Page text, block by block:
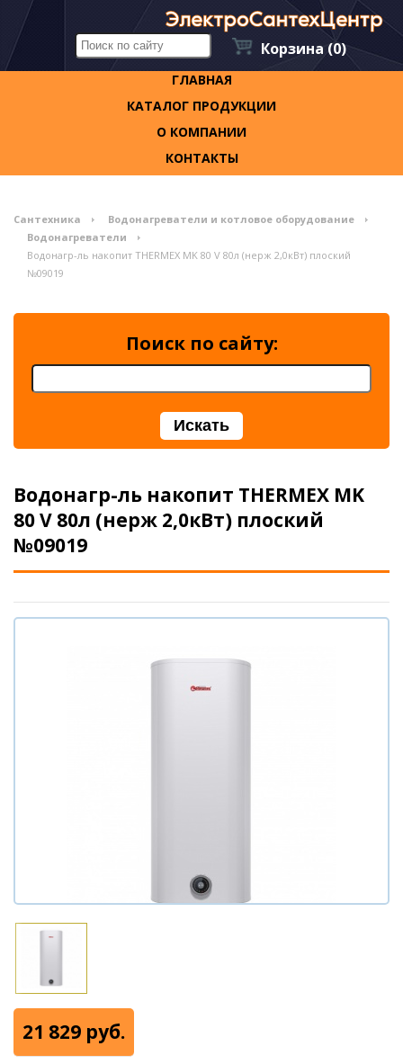
Корзина (0)
ГЛАВНАЯ
КАТАЛОГ ПРОДУКЦИИ
О КОМПАНИИ
КОНТАКТЫ
Сантехника
Водонагреватели и котловое оборудование
Водонагреватели
Водонагр-ль накопит THERMEX MK 80 V 80л (нерж 2,0кВт) плоский
№09019
Поиск по сайту:
Водонагр-ль накопит THERMEX MK
80 V 80л (нерж 2,0кВт) плоский
№09019
21 829 руб.